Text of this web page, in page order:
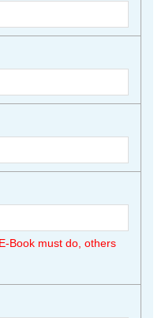
Book must do, others